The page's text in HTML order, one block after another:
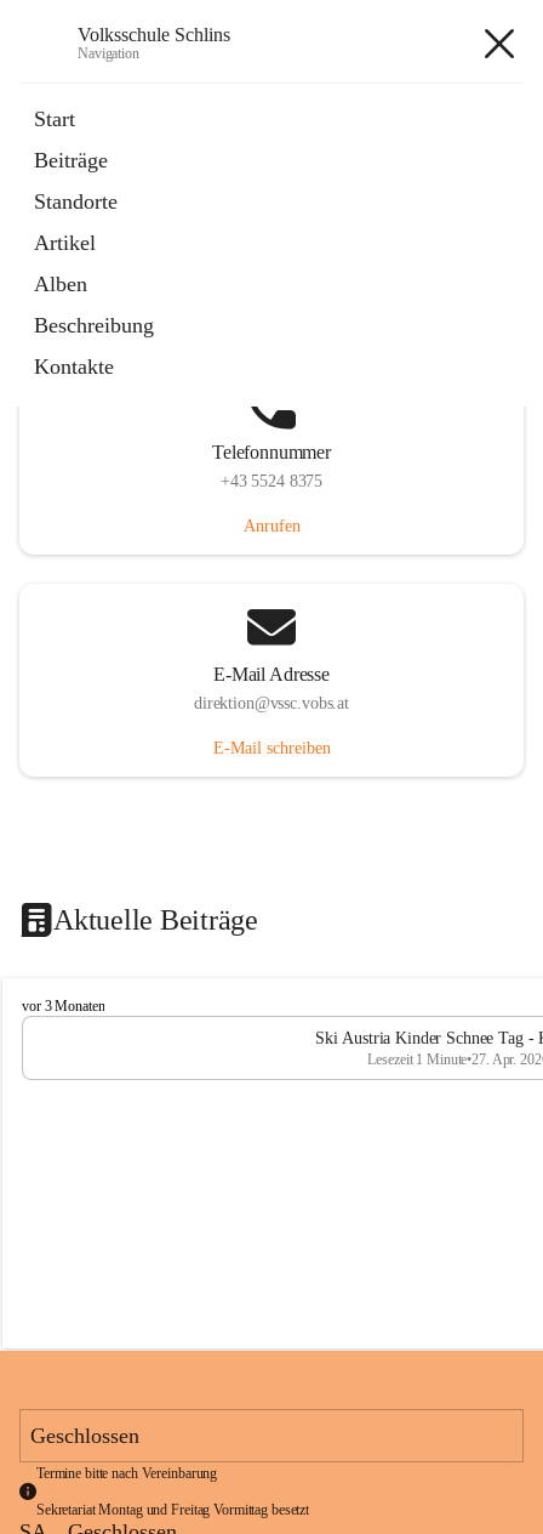
Volksschule Schlins
Navigation
Start
Beiträge
Standorte
Artikel
Alben
Beschreibung
Kontakte
Telefonnummer
+43 5524 8375
Anrufen
E-Mail Adresse
direktion@vssc.vobs.at
E-Mail schreiben
Aktuelle Beiträge
V
o
k
n
vor 3 Monaten
Ski Austria Kinder Schnee Tag -
Lesezeit 1 Minute•27. Apr.
Geschlossen
Termine bitte nach Vereinbarung
Sekretariat Montag und Freitag Vormittag besetzt